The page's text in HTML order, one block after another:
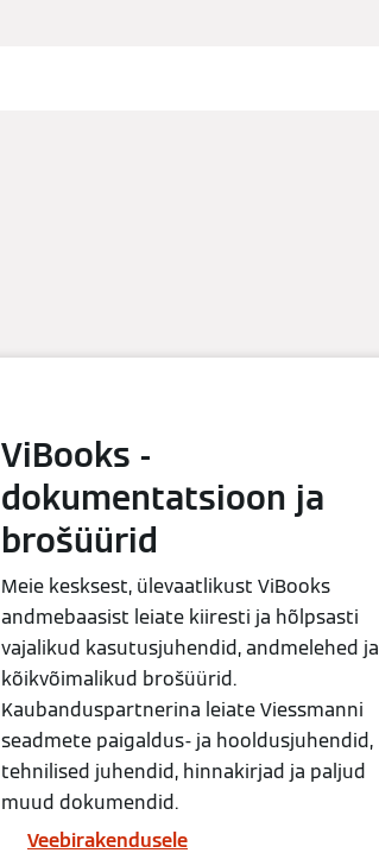
ViBooks -
dokumentatsioon ja
brošüürid
Meie kesksest, ülevaatlikust ViBooks
andmebaasist leiate kiiresti ja hõlpsasti
vajalikud kasutusjuhendid, andmelehed ja
kõikvõimalikud brošüürid.
Kaubanduspartnerina leiate Viessmanni
seadmete paigaldus- ja hooldusjuhendid,
tehnilised juhendid, hinnakirjad ja paljud
muud dokumendid.
Veebirakendusele